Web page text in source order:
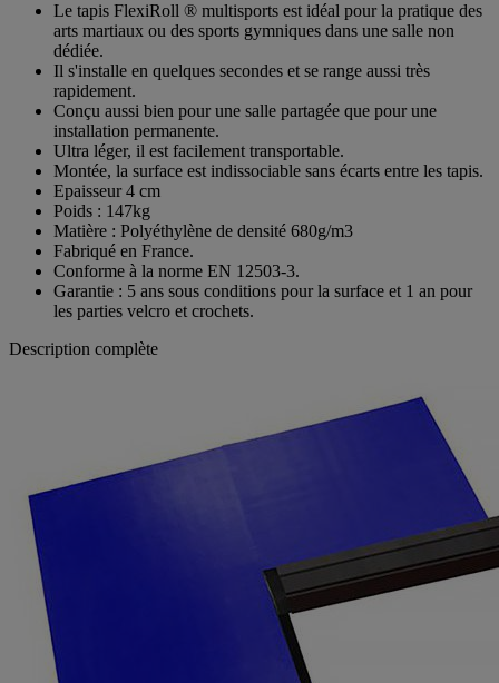
Le tapis FlexiRoll ® multisports est idéal pour la pratique des
arts martiaux ou des sports gymniques dans une salle non
dédiée.
Il s'installe en quelques secondes et se range aussi très
rapidement.
Conçu aussi bien pour une salle partagée que pour une
installation permanente.
Ultra léger, il est facilement transportable.
Montée, la surface est indissociable sans écarts entre les tapis.
Epaisseur 4 cm
Poids : 147kg
Matière : Polyéthylène de densité 680g/m3
Fabriqué en France.
Conforme à la norme EN 12503-3.
Garantie : 5 ans sous conditions pour la surface et 1 an pour
les parties velcro et crochets.
Description complète